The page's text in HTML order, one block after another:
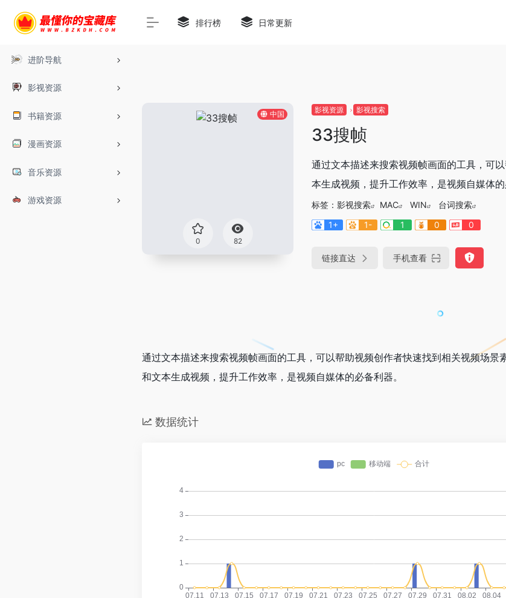
进阶导航
影视资源
书籍资源
漫画资源
音乐资源
游戏资源
排行榜 日常更新
中国
0 82
影视资源 影视搜索
33搜帧
通过文本描述来搜索视频帧画面的工具，可
本生成视频，提升工作效率，是视频自媒体的
标签： 影视搜索 MAC WIN
台词搜索
1+
1- 1 0 0
链接直达 手机查看
通过文本描述来搜索视频帧画面的工具，可以帮助视频创作者快速找到相关视频场景
和文本生成视频，提升工作效率，是视频自媒体的必备利器。
数据统计